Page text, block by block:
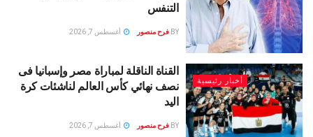
التنفس
BY فرح منصور أغسطس 7, 2026
أخبار رئيسية
القناة الناقلة لمباراة مصر وإسبانيا فى
نصف نهائي كأس العالم لناشئات كرة
اليد
BY فرح منصور أغسطس 7, 2026